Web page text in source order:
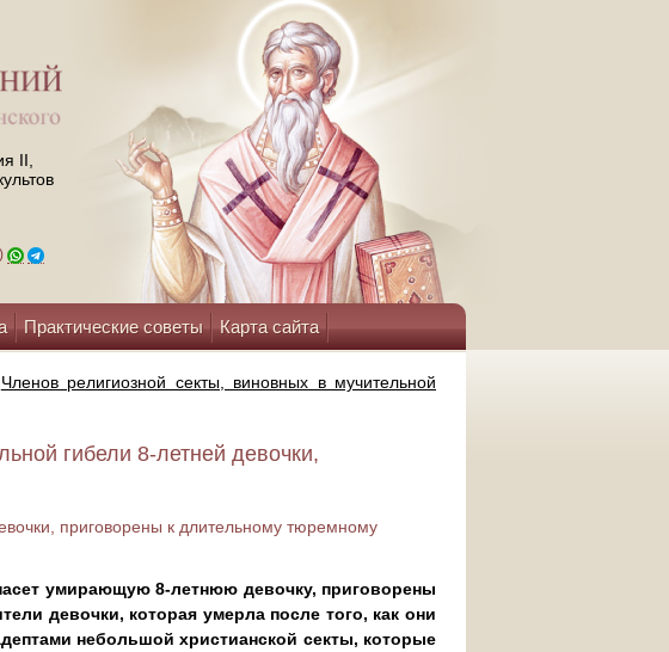
II,
Практические советы Карта сайта
Членов религиозной секты, виновных в мучительной
гибели 8-летней девочки,
приговорены к длительному тюремному
умирающую 8-летнюю девочку, приговорены
девочки, которая умерла после того, как они
небольшой христианской секты, которые